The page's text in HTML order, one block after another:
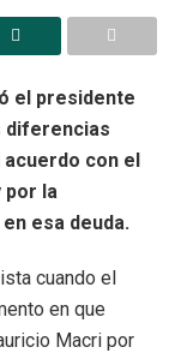
el presidente
diferencias
con el
por la
esa deuda.
cuando el
en que
Macri por